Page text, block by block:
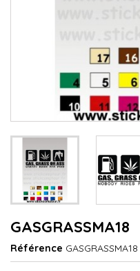
GASGRASSMA18
Référence GASGRASSMA18